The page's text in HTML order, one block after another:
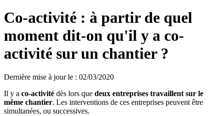
Co-activité : à partir de quel
moment dit-on qu'il y a co-
activité sur un chantier ?
Dernière mise à jour le : 02/03/2020
Il y a co-activité dès lors que deux entreprises travaillent sur le
même chantier. Les interventions de ces entreprises peuvent être
simultanées, ou successives.